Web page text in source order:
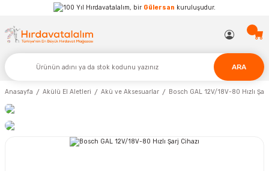
Hırdavatalalım, bir Gülersan kuruluşudur.
ARA
Anasayfa Akülü El Aletleri Akü ve Aksesuarlar Bosch GAL 12V/18V-80 Hızlı Şarj